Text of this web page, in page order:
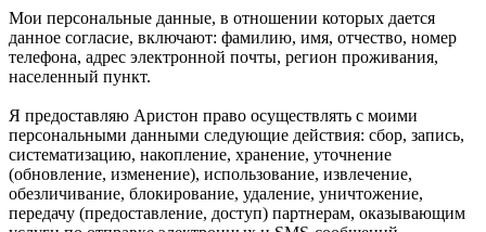
Мои персональные данные, в отношении которых дается
данное согласие, включают: фамилию, имя, отчество, номер
телефона, адрес электронной почты, регион проживания,
населенный пункт.
Я предоставляю Аристон право осуществлять с моими
персональными данными следующие действия: сбор, запись,
систематизацию, накопление, хранение, уточнение
(обновление, изменение), использование, извлечение,
обезличивание, блокирование, удаление, уничтожение,
передачу (предоставление, доступ) партнерам, оказывающим